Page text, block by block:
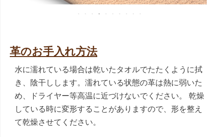
革のお手入れ方法
水に濡れている場合は乾いたタオルでたたくように拭
き、陰干しします。濡れている状態の革は熱に弱いた
め、ドライヤー等高温に近づけないでください。 乾燥
している時に変形することがありますので、形を整え
て乾燥させてください。